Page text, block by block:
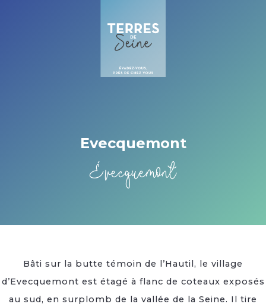
Evecquemont
Évecquemont
Bâti sur la butte témoin de l’Hautil, le village
d’Evecquemont est étagé à flanc de coteaux exposés
au sud, en surplomb de la vallée de la Seine. Il tire